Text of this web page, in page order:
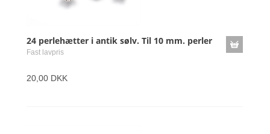
24 perlehætter i antik sølv. Til 10 mm. perler
Fast lavpris
20,00 DKK